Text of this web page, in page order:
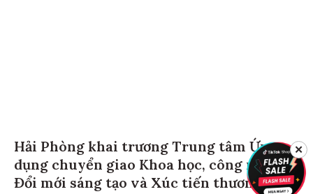
Hải Phòng khai trương Trung tâm Ứng
dụng chuyển giao Khoa học, công nghệ,
Đổi mới sáng tạo và Xúc tiến thương mại
✕